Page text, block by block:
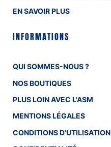
EN SAVOIR PLUS
INFORMATIONS
QUI SOMMES-NOUS ?
NOS BOUTIQUES
PLUS LOIN AVEC L'ASM
MENTIONS LÉGALES
CONDITIONS D'UTILISATION